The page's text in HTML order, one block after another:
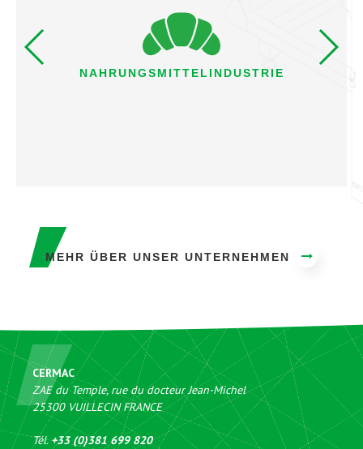
NAHRUNGSMITTELINDUSTRIE
MEHR ÜBER UNSER UNTERNEHMEN
CERMAC
ZAE du Temple, rue du docteur Jean-Michel
25300 VUILLECINFRANCE
Tél. +33 (0)381 699 820